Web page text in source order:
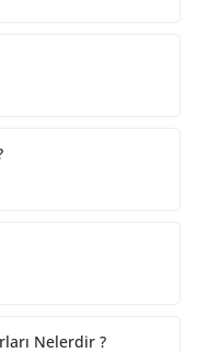
Nelerdir ?